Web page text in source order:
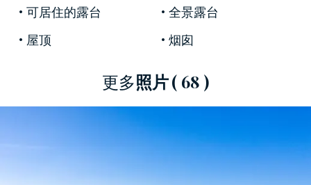
去的避暑別墅。1603年，由於費德里科·塞西
（Federico Cesi）的介入，它成為Accademia dei
1656年的瘟疫後，這座城堡傳給了Borghese家族，
成為教皇國的一部分，然後在意大利統一後獨
這座豪華城堡佔地2,000平方米，多年來一直在進
行深入修復，使用最高質量的飾面和材料來保存
可居住的露台
全景露台
屋顶
烟囱
更多照片( 68 )